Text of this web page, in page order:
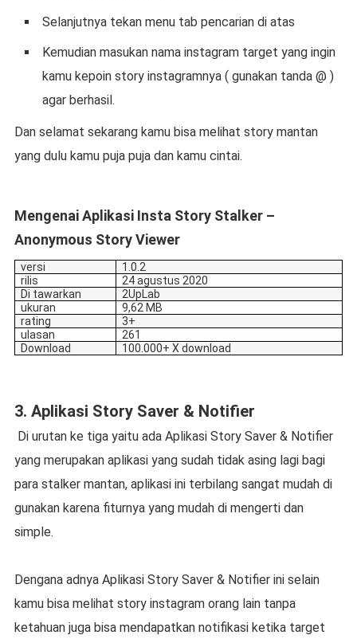
Selanjutnya tekan menu tab pencarian di atas
Kemudian masukan nama instagram target yang ingin
kamu kepoin story instagramnya ( gunakan tanda @ )
agar berhasil.
Dan selamat sekarang kamu bisa melihat story mantan
yang dulu kamu puja puja dan kamu cintai.
Mengenai Aplikasi Insta Story Stalker –
Anonymous Story Viewer
versi
1.0.2
rilis
24 agustus 2020
Di tawarkan
2UpLab
ukuran
9,62 MB
rating
3+
ulasan
261
Download
100.000+ X download
3. Aplikasi Story Saver & Notifier
Di urutan ke tiga yaitu ada Aplikasi Story Saver & Notifier
yang merupakan aplikasi yang sudah tidak asing lagi bagi
para stalker mantan, aplikasi ini terbilang sangat mudah di
gunakan karena fiturnya yang mudah di mengerti dan
simple.
Dengana adnya Aplikasi Story Saver & Notifier ini selain
kamu bisa melihat story instagram orang lain tanpa
ketahuan juga bisa mendapatkan notifikasi ketika target